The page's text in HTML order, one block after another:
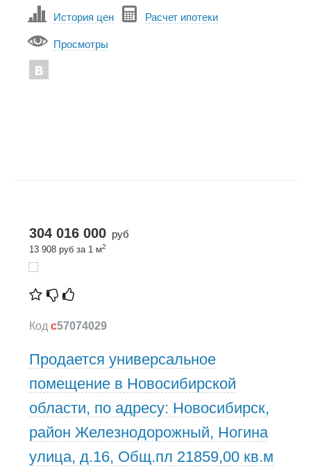
История цен Расчет ипотеки
Просмотры
304 016 000 руб
13 908 руб за 1 м2
Код c57074029
Продается универсальное
помещение в Новосибирской
области, по адресу: Новосибирск,
район Железнодорожный, Ногина
улица, д.16, Общ.пл 21859,00 кв.м